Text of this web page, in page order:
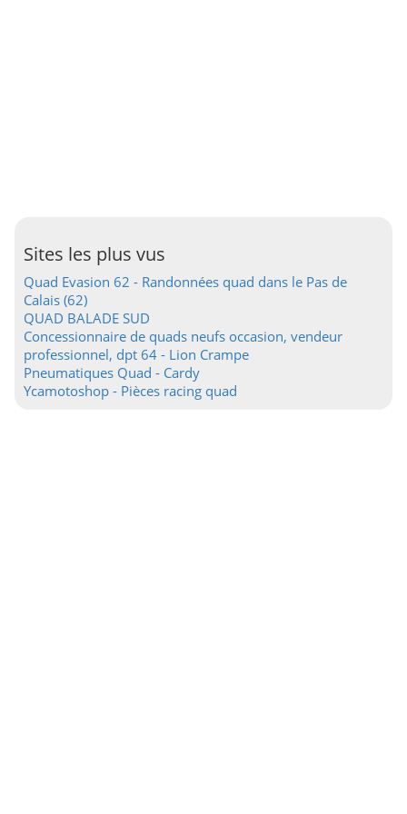
Sites les plus vus
Quad Evasion 62 - Randonnées quad dans le Pas de
Calais (62)
QUAD BALADE SUD
Concessionnaire de quads neufs occasion, vendeur
professionnel, dpt 64 - Lion Crampe
Pneumatiques Quad - Cardy
Ycamotoshop - Pièces racing quad